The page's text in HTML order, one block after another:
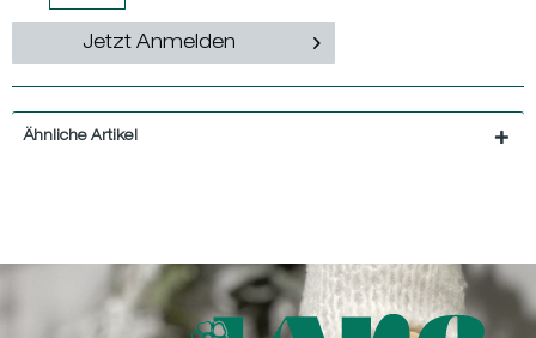
Jetzt Anmelden
Ähnliche Artikel